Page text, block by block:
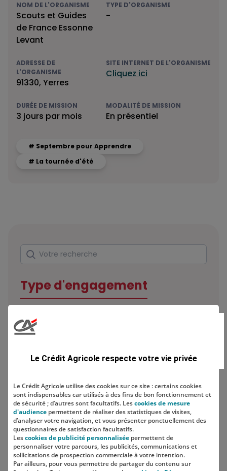
NOM DE L'ORGANISME
Scouts et Guides
de France Essonne
Levant
TYPE D'ORGANISME
-
ADRESSE DE
L'ORGANISME
91330, Yerres
SITE INTERNET DE L'ORGANISME
Cliquez ici
DURÉE DE MISSION
3 jours par mois
MODALITÉ DE MISSION
En présentiel
# Septembre pour Apprendre
# La tournée d'été
Rechercher
Votre recherche
Type d'engagement
Localisation
Le Crédit Agricole respecte votre vie privée
Le Crédit Agricole utilise des cookies sur ce site : certains cookies
sont indispensables car utilisés à des fins de bon fonctionnement et
de sécurité ; d’autres sont facultatifs. Lescookies de mesure
d'audience permettent de réaliser des statistiques de visites,
d’analyser votre navigation, et vous présenter ponctuellement des
questionnaires de satisfaction facultatifs.
Lescookies de publicité personnalisée permettent de
personnaliser votre parcours, les publicités, communications et
sollicitations de prospection commerciale à votre intention.
Par ailleurs, pour vous permettre de partager du contenu sur